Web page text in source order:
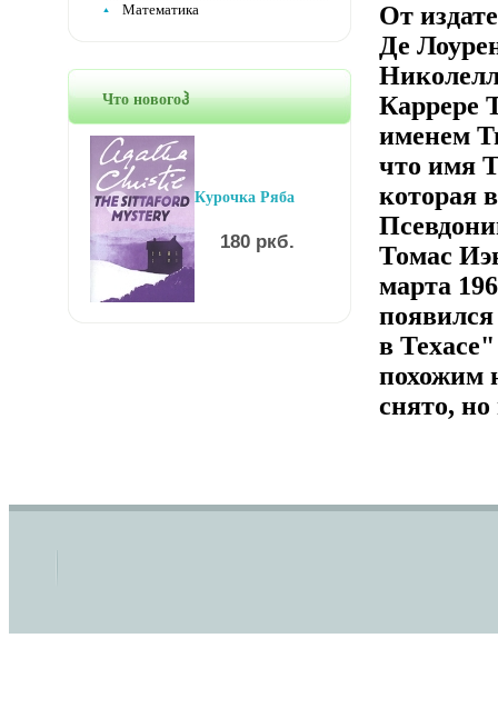
Математика
Что новогоჰ
Курочка Ряба
180 ркб.
От
Де
Каррере
именем
что имя
которая
Томас
марта
в
похожим
снято,